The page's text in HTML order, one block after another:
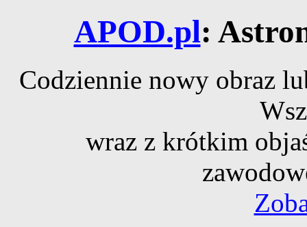
APOD.pl:
Codziennie nowy obraz
wraz z krótkim